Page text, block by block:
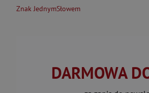
Znak JednymSłowem
DARMOWA